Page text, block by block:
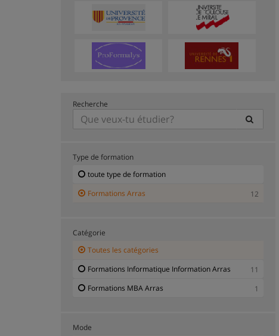
Recherche
Type de formation
toute type de formation
Formations Arras
12
Catégorie
Toutes les catégories
Formations Informatique Information Arras
11
Formations MBA Arras
1
Mode